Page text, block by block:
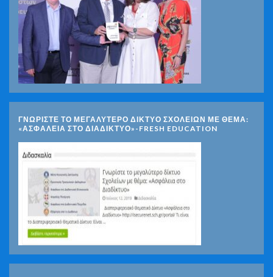
ΓΝΩΡΊΣΤΕ ΤΟ ΜΕΓΑΛΎΤΕΡΟ ΔΊΚΤΥΟ ΣΧΟΛΕΊΩΝ ΜΕ ΘΈΜΑ:
«ΑΣΦΆΛΕΙΑ ΣΤΟ ΔΙΑΔΊΚΤΥΟ»-FRESH EDUCATION